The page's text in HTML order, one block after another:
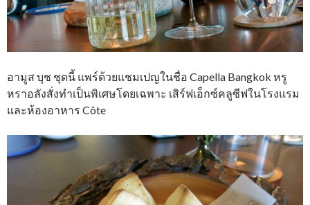
อามูส บุช ชุดนี้ แพร์ด้วยแชมเปญในชื่อ Capella Bangkok หรู
หราอลังสั่งทำเป็นพิเศษโดยเฉพาะ เสิร์ฟเอ็กซ์คลูซีฟในโรงแรม
และห้องอาหาร Côte